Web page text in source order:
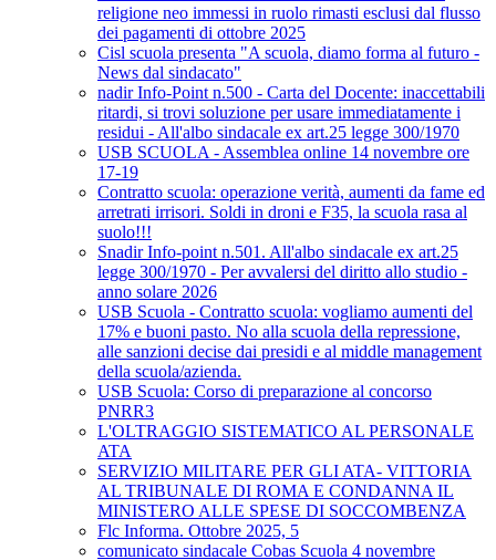
religione neo immessi in ruolo rimasti esclusi dal flusso
dei pagamenti di ottobre 2025
Cisl scuola presenta "A scuola, diamo forma al futuro -
News dal sindacato"
nadir Info-Point n.500 - Carta del Docente: inaccettabili
ritardi, si trovi soluzione per usare immediatamente i
residui - All'albo sindacale ex art.25 legge 300/1970
USB SCUOLA - Assemblea online 14 novembre ore
17-19
Contratto scuola: operazione verità, aumenti da fame ed
arretrati irrisori. Soldi in droni e F35, la scuola rasa al
suolo!!!
Snadir Info-point n.501. All'albo sindacale ex art.25
legge 300/1970 - Per avvalersi del diritto allo studio -
anno solare 2026
USB Scuola - Contratto scuola: vogliamo aumenti del
17% e buoni pasto. No alla scuola della repressione,
alle sanzioni decise dai presidi e al middle management
della scuola/azienda.
USB Scuola: Corso di preparazione al concorso
PNRR3
L'OLTRAGGIO SISTEMATICO AL PERSONALE
ATA
SERVIZIO MILITARE PER GLI ATA- VITTORIA
AL TRIBUNALE DI ROMA E CONDANNA IL
MINISTERO ALLE SPESE DI SOCCOMBENZA
Flc Informa. Ottobre 2025, 5
comunicato sindacale Cobas Scuola 4 novembre